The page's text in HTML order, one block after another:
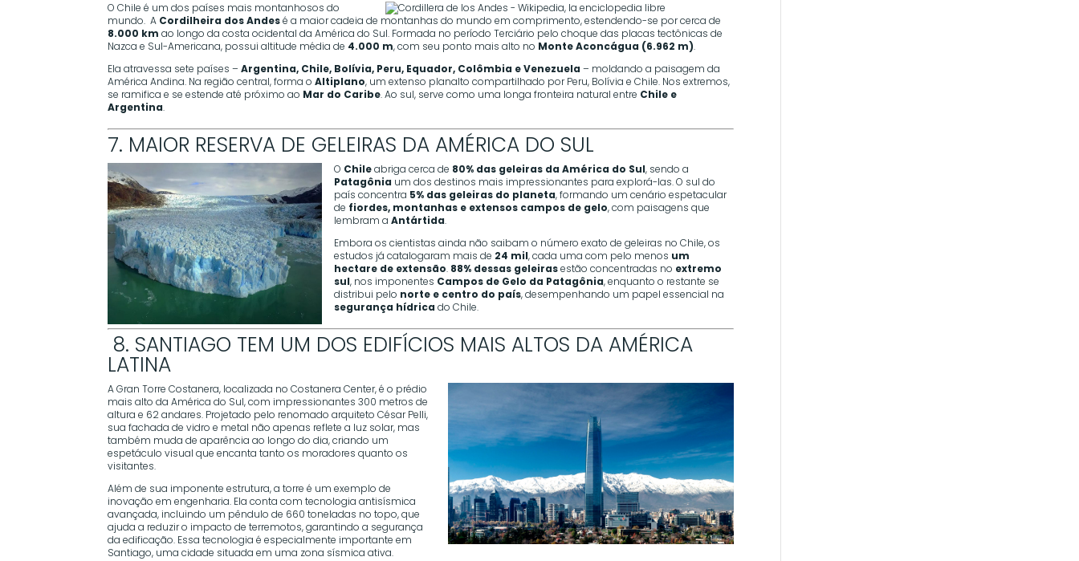
O Chile é um dos países mais montanhosos do
mundo. A Cordilheira dos Andesé a maior cadeia de montanhas do mundo em comprimento, estendendo-se por cerca de
8.000 km ao longo da costa ocidental da América do Sul. Formada no período Terciário pelo choque das placas tectônicas de
Nazca e Sul-Americana, possui altitude média de 4.000 m, com seu ponto mais alto no Monte Aconcágua (6.962 m).
Ela atravessa sete países –Argentina, Chile, Bolívia, Peru, Equador, Colômbia e Venezuela – moldando a paisagem da
América Andina. Na região central, forma oAltiplano, um extenso planalto compartilhado por Peru, Bolívia e Chile. Nos extremos,
se ramifica e se estende até próximo ao Mar do Caribe. Ao sul, serve como uma longa fronteira natural entre Chile e
Argentina.
7. MAIOR RESERVA DE GELEIRAS DA AMÉRICA DO SUL
O Chileabriga cerca de 80% das geleiras da América do Sul, sendo a
Patagônia um dos destinos mais impressionantes para explorá-las. O sul do
país concentra 5% das geleiras do planeta, formando um cenário espetacular
de fiordes, montanhas e extensos campos de gelo, com paisagens que
lembram aAntártida.
Embora os cientistas ainda não saibam o número exato de geleiras no Chile, os
estudos já catalogaram mais de 24 mil, cada uma com pelo menos um
hectare de extensão. 88% dessas geleirasestão concentradas no extremo
sul, nos imponentes Campos de Gelo da Patagônia, enquanto o restante se
distribui pelo norte e centro do país, desempenhando um papel essencial na
segurança hídrica do Chile.
️ 8. SANTIAGO TEM UM DOS EDIFÍCIOS MAIS ALTOS DA AMÉRICA
LATINA
A Gran Torre Costanera, localizada no Costanera Center, é o prédio
mais alto da América do Sul, com impressionantes 300 metros de
altura e 62 andares. Projetado pelo renomado arquiteto César Pelli,
sua fachada de vidro e metal não apenas reflete a luz solar, mas
também muda de aparência ao longo do dia, criando um
espetáculo visual que encanta tanto os moradores quanto os
visitantes.
Além de sua imponente estrutura, a torre é um exemplo de
inovação em engenharia. Ela conta com tecnologia antisísmica
avançada, incluindo um pêndulo de 660 toneladas no topo, que
ajuda a reduzir o impacto de terremotos, garantindo a segurança
da edificação. Essa tecnologia é especialmente importante em
Santiago, uma cidade situada em uma zona sísmica ativa.